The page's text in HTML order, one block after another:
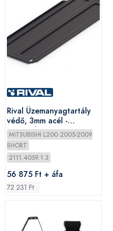
Rival Üzemanyagtartály
védő, 3mm acél -
Mitsubishi L200/Fiat
Fullback
MITSUBISHI L200 2005-2009
SHORT
2111.4059.1.3
56 875 Ft + áfa
72 231 Ft